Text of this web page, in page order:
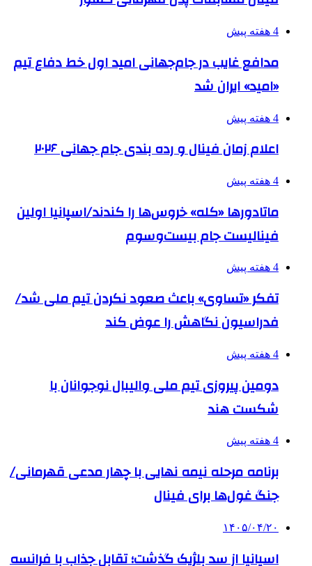
4 هفته پیش
مدافع غایب در جام‌جهانی امید اول خط دفاع تیم
«امید» ایران شد
4 هفته پیش
اعلام زمان فینال و رده بندی جام جهانی ۲۰۲۶
4 هفته پیش
ماتادورها «کله» خروس‌ها را کندند/اسپانیا اولین
فینالیست جام بیست‌وسوم
4 هفته پیش
تفکر «تساوی» باعث صعود نکردن تیم ملی شد/
فدراسیون نگاهش را عوض کند
4 هفته پیش
دومین پیروزی تیم ملی والیبال نوجوانان با
شکست هند
4 هفته پیش
برنامه مرحله نیمه نهایی با چهار مدعی قهرمانی/
جنگ غول‌ها برای فینال
۱۴۰۵/۰۴/۲۰
اسپانیا از سد بلژیک گذشت؛ تقابل جذاب با فرانسه